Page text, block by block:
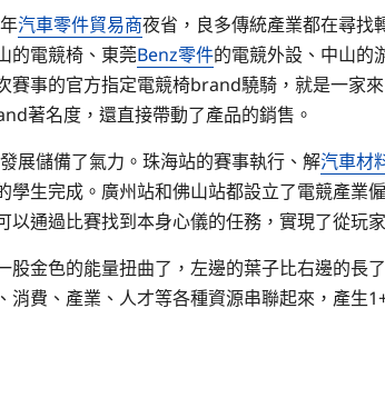
汽車零件貿易商夜省，良多傳統產業都在尋找
的電競椅、東莞Benz零件的電競外設、中山的
賽事的官方指定電競椅brand驍騎，就是一家
著名度，還直接帶動了產品的銷售。
展儲備了氣力。珠海站的賽事執行、解汽車材
生完成。廣州站和佛山站都設立了電競產業
通過比賽找到本身心儀的任務，實現了從玩
金色的能量扭曲了，左邊的葉子比右邊的長
費、產業、人才等各種資源串聯起來，產生